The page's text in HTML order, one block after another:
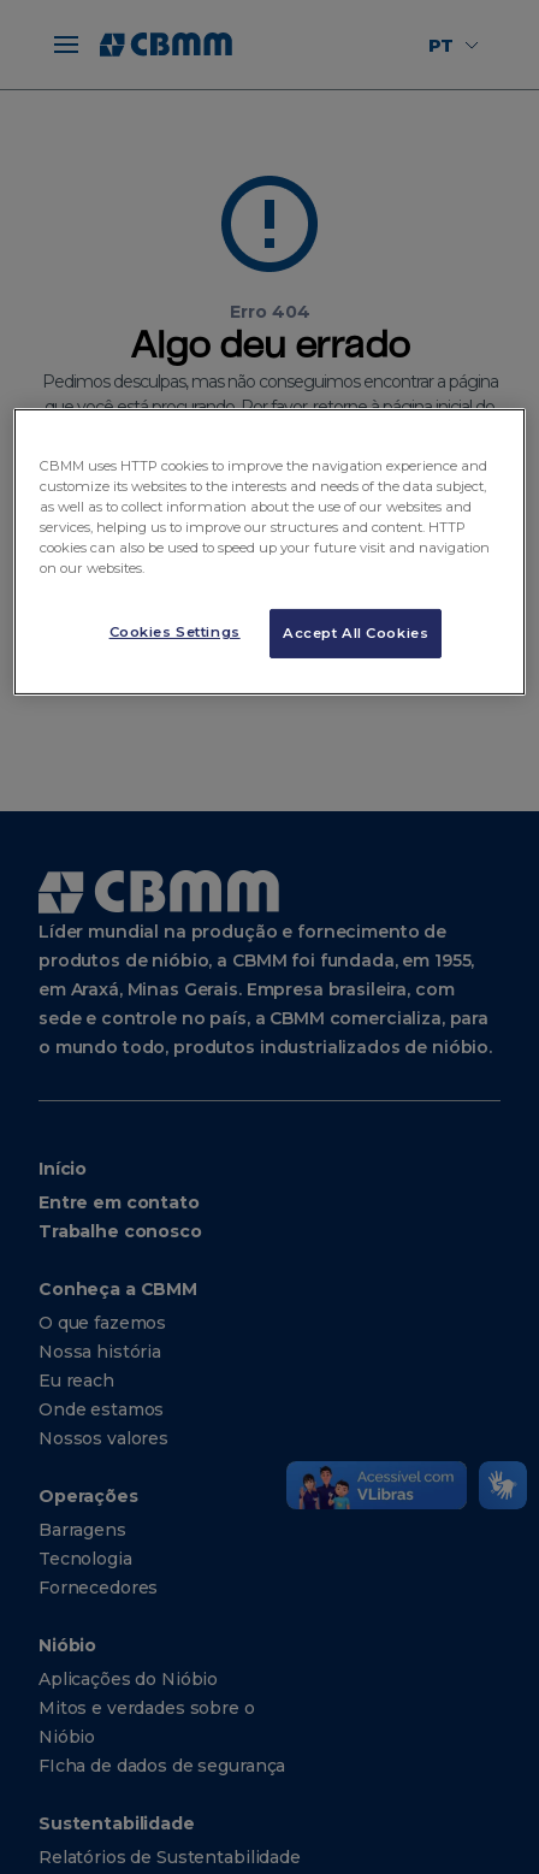
PT
Erro 404
Algo deu errado
Pedimos desculpas, mas não conseguimos encontrar a página
que você está procurando. Por favor, retorne à página inicial do
Ir para a página inicial
Líder mundial na produção e fornecimento de
produtos de nióbio, a CBMM foi fundada, em 1955,
em Araxá, Minas Gerais. Empresa brasileira, com
sede e controle no país, a CBMM comercializa, para
o mundo todo, produtos industrializados de nióbio.
Início
Entre em contato
Trabalhe conosco
Conheça a CBMM
O que fazemos
Nossa história
Eu reach
Onde estamos
Nossos valores
Operações
Barragens
Tecnologia
Fornecedores
Nióbio
Aplicações do Nióbio
Mitos e verdades sobre o
Nióbio
FIcha de dados de segurança
Sustentabilidade
Relatórios de Sustentabilidade
CBMM uses HTTP cookies to improve the navigation experience and
customize its websites to the interests and needs of the data subject,
as well as to collect information about the use of our websites and
services, helping us to improve our structures and content. HTTP
cookies can also be used to speed up your future visit and navigation
on our websites.
Accept All Cookies
Cookies Settings